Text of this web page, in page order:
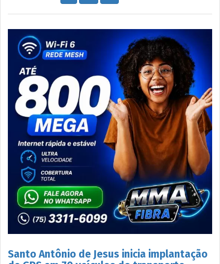
Santo Antônio de Jesus inicia implantação